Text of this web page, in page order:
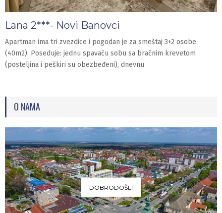
Lana 2***- Novi Banovci
Apartman ima tri zvezdice i pogodan je za smeštaj 3+2 osobe
(40m2). Poseduje: jednu spavaću sobu sa bračnim krevetom
(posteljina i peškiri su obezbeđeni), dnevnu
O NAMA
DOBRODOŠLI